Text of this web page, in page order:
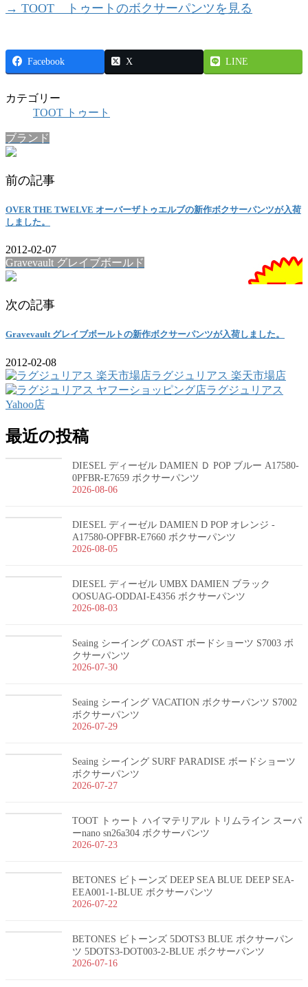
→ TOOT トゥートのボクサーパンツを見る
Facebook X LINE
カテゴリー
TOOT トゥート
ブランド
前の記事
OVER THE TWELVE オーバーザトゥエルブの新作ボクサーパンツが入荷
しました。
2012-02-07
Gravevault グレイブボールド
次の記事
Gravevault グレイブボールトの新作ボクサーパンツが入荷しました。
2012-02-08
ラグジュリアス 楽天市場店
ラグジュリアス
Yahoo店
最近の投稿
DIESEL ディーゼル DAMIEN Ｄ POP ブルー A17580-
0PFBR-E7659 ボクサーパンツ
2026-08-06
DIESEL ディーゼル DAMIEN D POP オレンジ -
A17580-OPFBR-E7660 ボクサーパンツ
2026-08-05
DIESEL ディーゼル UMBX DAMIEN ブラック
OOSUAG-ODDAI-E4356 ボクサーパンツ
2026-08-03
Seaing シーイング COAST ボードショーツ S7003 ボ
クサーパンツ
2026-07-30
Seaing シーイング VACATION ボクサーパンツ S7002
ボクサーパンツ
2026-07-29
Seaing シーイング SURF PARADISE ボードショーツ
ボクサーパンツ
2026-07-27
TOOT トゥート ハイマテリアル トリムライン スーパ
ーnano sn26a304 ボクサーパンツ
2026-07-23
BETONES ビトーンズ DEEP SEA BLUE DEEP SEA-
EEA001-1-BLUE ボクサーパンツ
2026-07-22
BETONES ビトーンズ 5DOTS3 BLUE ボクサーパン
ツ 5DOTS3-DOT003-2-BLUE ボクサーパンツ
2026-07-16